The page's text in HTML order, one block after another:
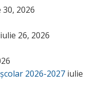
30, 2026
iulie 26, 2026
2026-2027 iulie